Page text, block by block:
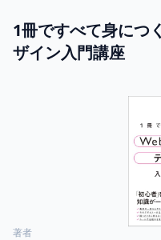
1冊ですべて身につ
ザイン入門講座
著者